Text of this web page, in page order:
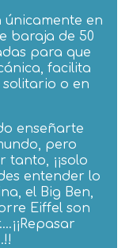
únicamente en
baraja de 50
para que
facilita
o en
enseñarte
pero
¡¡solo
entender lo
el Big Ben,
Eiffel son